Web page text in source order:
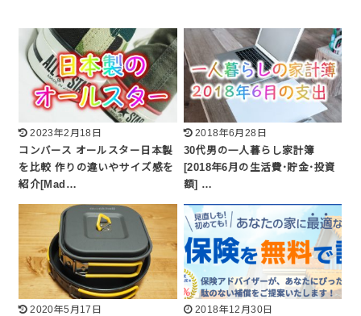
2023年2月18日
コンバース オールスター日本製
を比較 作りの違いやサイズ感を
紹介[Mad…
2018年6月28日
30代男の一人暮らし家計簿
[2018年6月の生活費･貯金･投資
額] …
2020年5月17日
2018年12月30日